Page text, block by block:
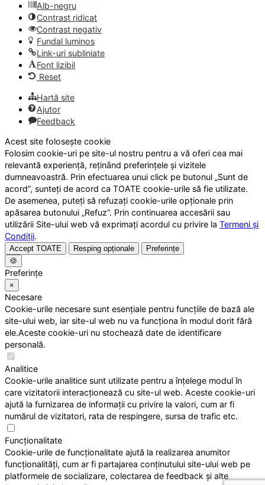
Alb-negru
Contrast ridicat
Contrast negativ
Fundal luminos
Link-uri subliniate
Font lizibil
Reset
Hartă site
Ajutor
Feedback
Acest site folosește cookie
Folosim cookie-uri pe site-ul nostru pentru a vă oferi cea mai
relevantă experiență, reținând preferințele și vizitele
dumneavoastră. Prin efectuarea unui click pe butonul „Sunt de
acord”, sunteți de acord ca TOATE cookie-urile să fie utilizate.
De asemenea, puteți să refuzați cookie-urile opționale prin
apăsarea butonului „Refuz”. Prin continuarea accesării sau
utilizării Site-ului web vă exprimați acordul cu privire la Termeni și
Condiții.
Accept TOATE Resping opționale
Preferințe
🍪
Preferințe
×
Necesare
Cookie-urile necesare sunt esențiale pentru funcțiile de bază ale
site-ului web, iar site-ul web nu va funcționa în modul dorit fără
ele.Aceste cookie-uri nu stochează date de identificare
personală.
Analitice
Cookie-urile analitice sunt utilizate pentru a înțelege modul în
care vizitatorii interacționează cu site-ul web. Aceste cookie-uri
ajută la furnizarea de informații cu privire la valori, cum ar fi
numărul de vizitatori, rata de respingere, sursa de trafic etc.
Funcționalitate
Cookie-urile de funcționalitate ajută la realizarea anumitor
funcționalități, cum ar fi partajarea conținutului site-ului web pe
platformele de socializare, colectarea de feedback și alte